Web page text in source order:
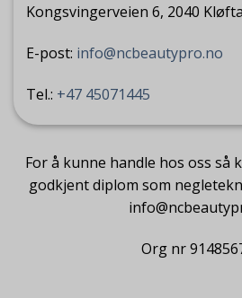
Kongsvingerveien 6, 2040
E-post: info@ncbeautypro.no
Tel.: +47 45071445
For å kunne handle hos oss så
godkjent diplom som
Org nr